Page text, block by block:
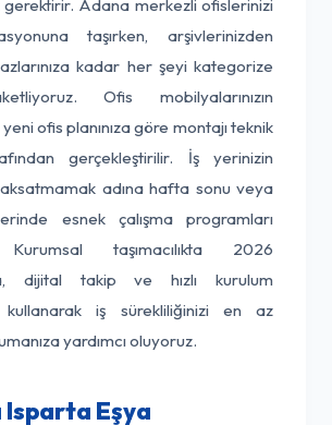
gerektirir. Adana merkezli ofislerinizi
taşırken, arşivlerinizden
kadar her şeyi kategorize
Ofis mobilyalarınızın
ofis planınıza göre montajı teknik
gerçekleştirilir. İş yerinizin
adına hafta sonu veya
esnek çalışma programları
taşımacılıkta 2026
dijital takip ve hızlı kurulum
kullanarak iş sürekliliğinizi en az
yardımcı oluyoruz.
Eşya